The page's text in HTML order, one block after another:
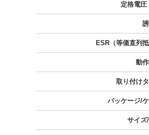
定格電圧
ESR（等価直列抵
動
取り付け
パッケージ/
サイズ